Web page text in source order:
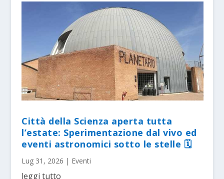
Città della Scienza aperta tutta
l’estate: Sperimentazione dal vivo ed
eventi astronomici sotto le stelle 🗓
Lug 31, 2026 | Eventi
leggi tutto